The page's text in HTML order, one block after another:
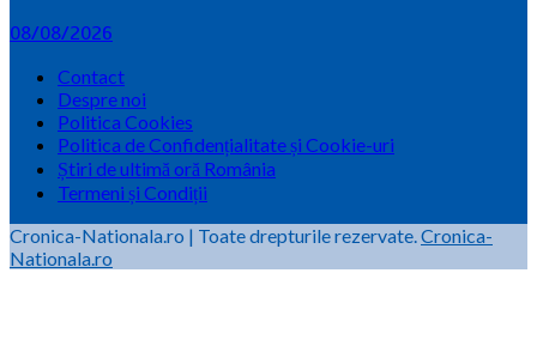
08/08/2026
Contact
Despre noi
Politica Cookies
Politica de Confidențialitate și Cookie-uri
Știri de ultimă oră România
Termeni și Condiții
Cronica-Nationala.ro | Toate drepturile rezervate.Cronica-
Nationala.ro